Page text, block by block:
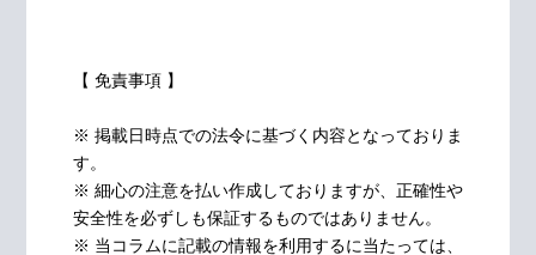
【 免責事項 】
※ 掲載日時点での法令に基づく内容となっておりま
す。
※ 細心の注意を払い作成しておりますが、正確性や
安全性を必ずしも保証するものではありません。
※ 当コラムに記載の情報を利用するに当たっては、